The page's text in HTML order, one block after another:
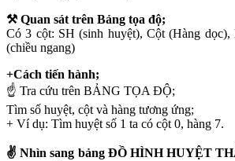
⚒ Quan sát trên Bảng tọa độ;
Có 3 cột: SH (sinh huyệt), Cột (Hàng dọc),
(chiều ngang)
+Cách tiến hành;
☝️ Tra cứu trên BẢNG TỌA ĐỘ;
Tìm số huyệt, cột và hàng tương ứng;
+ Ví dụ: Tìm huyệt số 1 ta có cột 0, hàng 7.
✌️ Nhìn sang bảng ĐỒ HÌNH HUYỆT